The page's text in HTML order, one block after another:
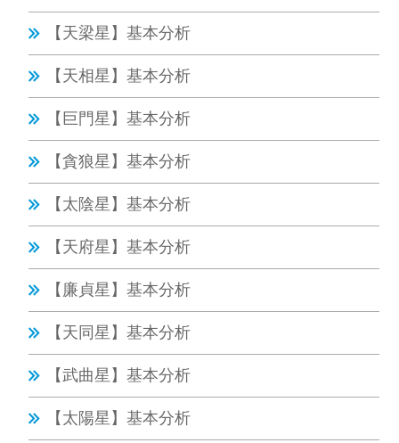
【天梁星】基本分析
【天相星】基本分析
【巨門星】基本分析
【貪狼星】基本分析
【太陰星】基本分析
【天府星】基本分析
【廉貞星】基本分析
【天同星】基本分析
【武曲星】基本分析
【太陽星】基本分析